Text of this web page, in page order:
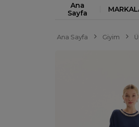
Ana
Sayfa
Ana Sayfa Giyim